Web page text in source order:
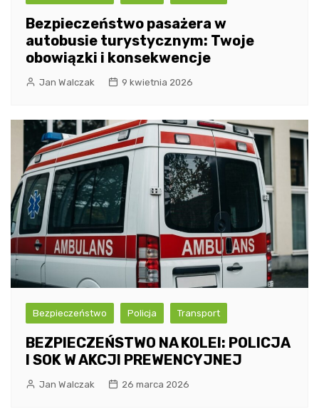
Bezpieczeństwo pasażera w
autobusie turystycznym: Twoje
obowiązki i konsekwencje
Jan Walczak 9 kwietnia 2026
Bezpieczeństwo Policja Transport
BEZPIECZEŃSTWO NA KOLEI: POLICJA
I SOK W AKCJI PREWENCYJNEJ
Jan Walczak 26 marca 2026